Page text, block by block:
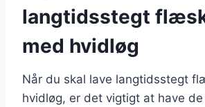
langtidsstegt
med hvidløg
Når du skal lave langtidsstegt
hvidløg, er det vigtigt at have